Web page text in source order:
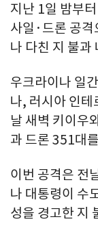
지난 1일 밤부
사일·드론 공
나 다친 지 불과
우크라이나 일
나, 러시아 인테
날 새벽 키이우
과 드론 351대
이번 공격은 전
나 대통령이 수
성을 경고한 지